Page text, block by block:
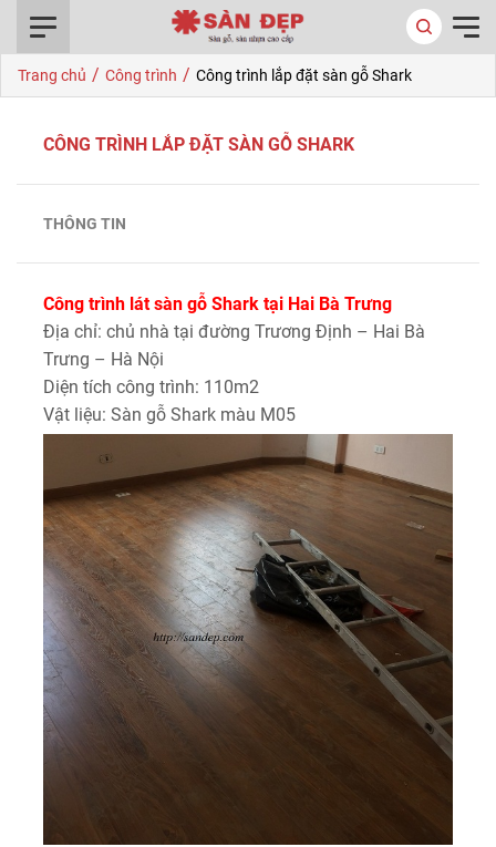
Trang chủ / Công trình / Công trình lắp đặt sàn gỗ Shark
CÔNG TRÌNH LẮP ĐẶT SÀN GỖ SHARK
Công trình lát sàn gỗ Shark tại Hai Bà Trưng
Địa chỉ: chủ nhà tại đường Trương Định – Hai Bà
Trưng – Hà Nội
Diện tích công trình: 110m2
Vật liệu: Sàn gỗ Shark màu M05
THÔNG TIN